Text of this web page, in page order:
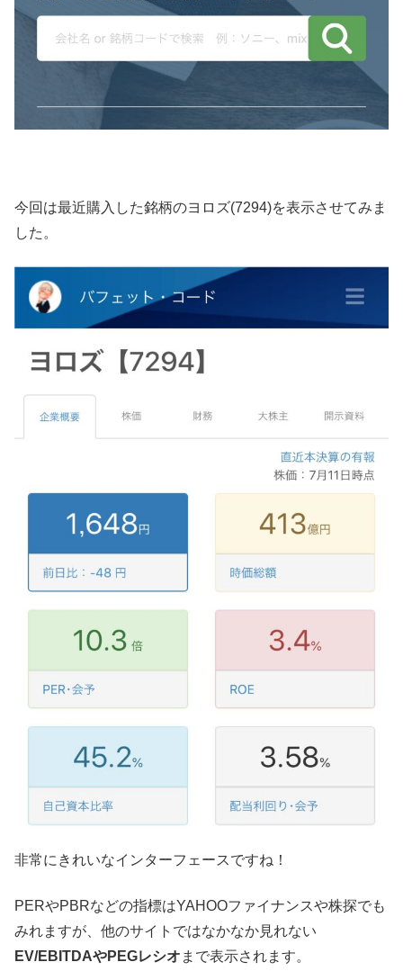
今回は最近購入した銘柄のヨロズ(7294)を表示させてみま
した。
非常にきれいなインターフェースですね！
PERやPBRなどの指標はYAHOOファイナンスや株探でも
みれますが、他のサイトではなかなか見れない
EV/EBITDAやPEGレシオ まで表示されます。